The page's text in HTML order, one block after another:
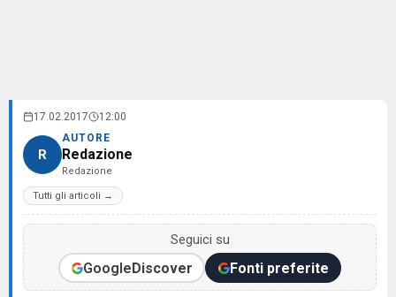
17.02.2017 12:00
R
AUTORE
Redazione
Redazione
Tutti gli articoli →
Seguici su
GoogleDiscover Fonti preferite